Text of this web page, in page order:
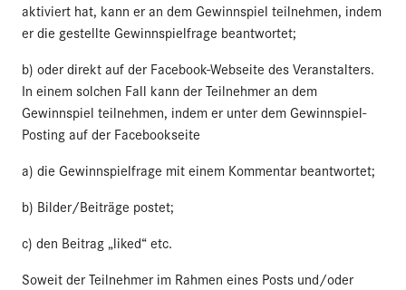
aktiviert hat, kann er an dem Gewinnspiel teilnehmen, indem
er die gestellte Gewinnspielfrage beantwortet;
b) oder direkt auf der Facebook-Webseite des Veranstalters.
In einem solchen Fall kann der Teilnehmer an dem
Gewinnspiel teilnehmen, indem er unter dem Gewinnspiel-
Posting auf der Facebookseite
a) die Gewinnspielfrage mit einem Kommentar beantwortet;
b) Bilder/Beiträge postet;
c) den Beitrag „liked“ etc.
Soweit der Teilnehmer im Rahmen eines Posts und/oder